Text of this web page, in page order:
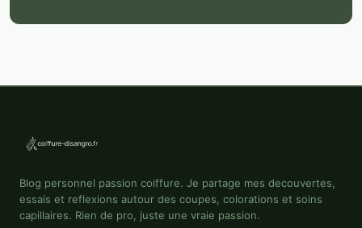
Blog personnel passion coiffure. Je partage mes decouvertes,
essais et reflexions autour des coupes, colorations et soins
capillaires. Rien de pro, juste une vraie passion.